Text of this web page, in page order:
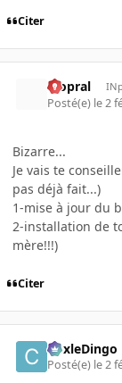
Citer
Mopral
Posté(e) le 2
Bizarre...
Je vais te
pas déjà fait...)
1-mise à jour du
2-installation de
mère!!!)
Citer
CoxleDingo
Posté(e) le 2